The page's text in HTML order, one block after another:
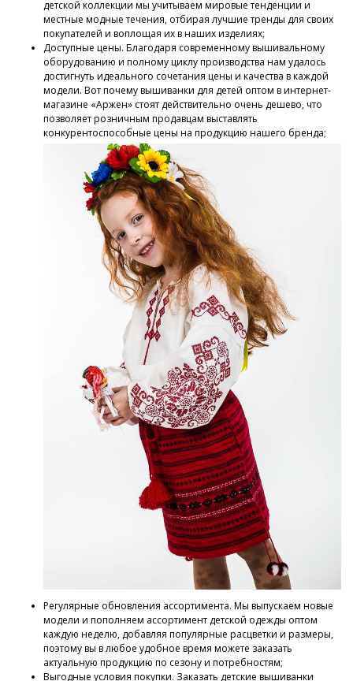
детской коллекции мы учитываем мировые тенденции и
местные модные течения, отбирая лучшие тренды для своих
покупателей и воплощая их в наших изделиях;
Доступные цены. Благодаря современному вышивальному
оборудованию и полному циклу производства нам удалось
достигнуть идеального сочетания цены и качества в каждой
модели. Вот почему вышиванки для детей оптом в интернет-
магазине «Аржен» стоят действительно очень дешево, что
позволяет розничным продавцам выставлять
конкурентоспособные цены на продукцию нашего бренда;
Регулярные обновления ассортимента. Мы выпускаем новые
модели и пополняем ассортимент детской одежды оптом
каждую неделю, добавляя популярные расцветки и размеры,
поэтому вы в любое удобное время можете заказать
актуальную продукцию по сезону и потребностям;
Выгодные условия покупки. Заказать детские вышиванки